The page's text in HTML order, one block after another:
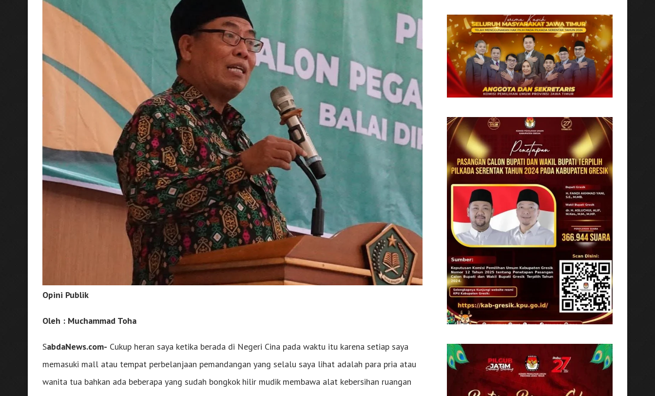
Opini Publik
Oleh : Muchammad Toha
SabdaNews.com- Cukup heran saya ketika berada di Negeri Cina pada waktu itu karena setiap saya
memasuki mall atau tempat perbelanjaan pemandangan yang selalu saya lihat adalah para pria atau
wanita tua bahkan ada beberapa yang sudah bongkok hilir mudik membawa alat kebersihan ruangan